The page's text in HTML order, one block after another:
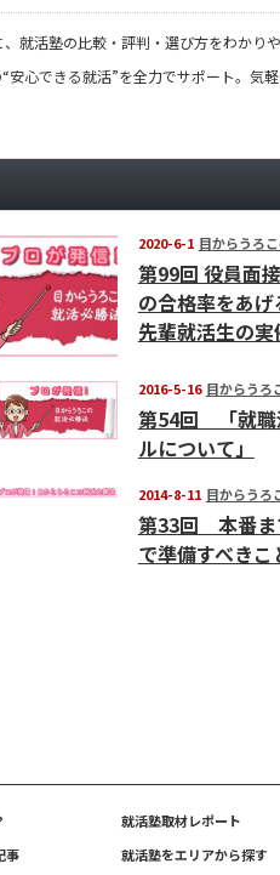
就活塾の比較・評判・選び方をわかり
心できる就活”を全力でサポート。気
2020-6-1 目からうろ
第99回 役員面
の合格率をあ
先輩就活生の
2016-5-16 目からうろ
第54回 「就職
ルについて」
2014-8-11 目からうろ
第33回 本番ま
で準備すべきこ
就活塾取材レポート
事
就活塾をエリアから探す